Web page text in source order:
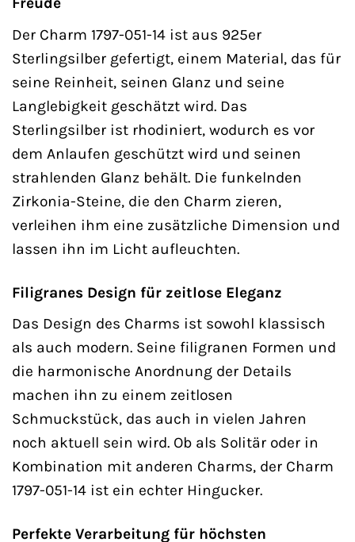
Der Charm 1797-051-14 ist aus 925er
Sterlingsilber gefertigt, einem Material, das für
seine Reinheit, seinen Glanz und seine
Langlebigkeit geschätzt wird. Das
Sterlingsilber ist rhodiniert, wodurch es vor
dem Anlaufen geschützt wird und seinen
strahlenden Glanz behält. Die funkelnden
Zirkonia-Steine, die den Charm zieren,
verleihen ihm eine zusätzliche Dimension und
lassen ihn im Licht aufleuchten.
Filigranes Design für zeitlose Eleganz
Das Design des Charms ist sowohl klassisch
als auch modern. Seine filigranen Formen und
die harmonische Anordnung der Details
machen ihn zu einem zeitlosen
Schmuckstück, das auch in vielen Jahren
noch aktuell sein wird. Ob als Solitär oder in
Kombination mit anderen Charms, der Charm
1797-051-14 ist ein echter Hingucker.
Perfekte Verarbeitung für höchsten